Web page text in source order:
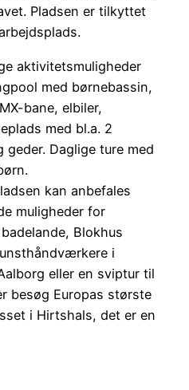
Pladsen er tilkyttet
aktivitetsmuligheder
med børnebassin,
bane, elbiler,
med bl.a. 2
geder. Daglige ture med
kan anbefales
muligheder for
Blokhus
i
eller en sviptur til
besøg Europas største
i Hirtshals, det er en